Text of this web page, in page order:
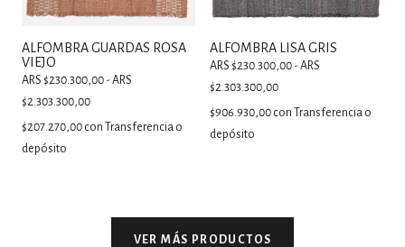
ALFOMBRA GUARDAS ROSA
VIEJO
ARS $230.300,00 - ARS
$2.303.300,00
$207.270,00 con
Transferencia o
depósito
ALFOMBRA LISA GRIS
ARS $230.300,00 - ARS
$2.303.300,00
$906.930,00 con
Transferencia o
depósito
VER MÁS PRODUCTOS